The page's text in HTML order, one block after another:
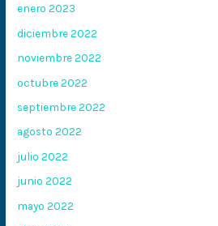
enero 2023
diciembre 2022
noviembre 2022
octubre 2022
septiembre 2022
agosto 2022
julio 2022
junio 2022
mayo 2022